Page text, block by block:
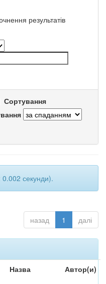
результатів
Сортування
0.002 секунди).
назад 1 далі
Назва Автор(и)